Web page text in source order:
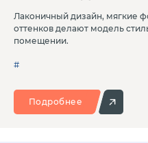
Лаконичный дизайн, мягкие
оттенков делают модель
помещении.
#
Подробнее